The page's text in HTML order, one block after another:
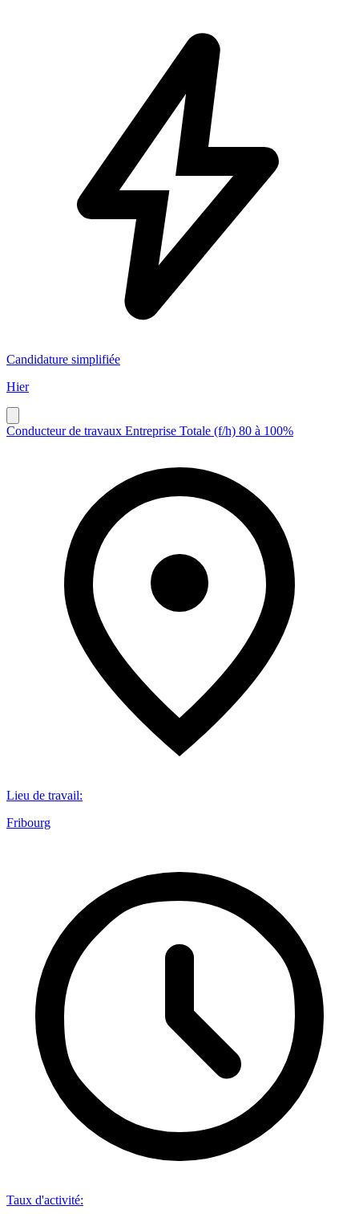
Candidature simplifiée
Hier
Conducteur de travaux Entreprise Totale (f/h) 80 à 100%
Lieu de travail:
Fribourg
Taux d'activité: